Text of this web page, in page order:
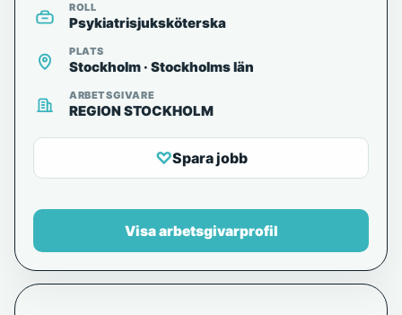
ROLL
Psykiatrisjuksköterska
PLATS
Stockholm · Stockholms län
ARBETSGIVARE
REGION STOCKHOLM
♡Spara jobb
Visa arbetsgivarprofil